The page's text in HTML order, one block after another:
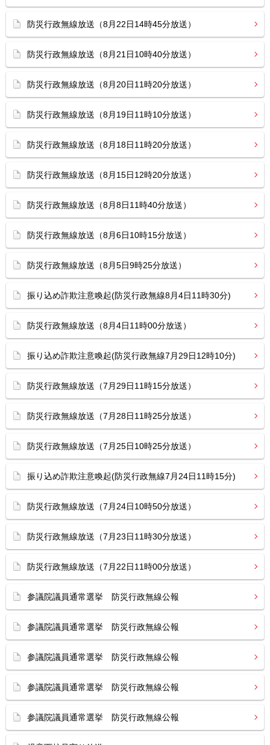
防災行政無線放送（8月22日14時45分放送）
防災行政無線放送（8月21日10時40分放送）
防災行政無線放送（8月20日11時20分放送）
防災行政無線放送（8月19日11時10分放送）
防災行政無線放送（8月18日11時20分放送）
防災行政無線放送（8月15日12時20分放送）
防災行政無線放送（8月8日11時40分放送）
防災行政無線放送（8月6日10時15分放送）
防災行政無線放送（8月5日9時25分放送）
振り込め詐欺注意喚起(防災行政無線8月4日11時30分)
防災行政無線放送（8月4日11時00分放送）
振り込め詐欺注意喚起(防災行政無線7月29日12時10分)
防災行政無線放送（7月29日11時15分放送）
防災行政無線放送（7月28日11時25分放送）
防災行政無線放送（7月25日10時25分放送）
振り込め詐欺注意喚起(防災行政無線7月24日11時15分)
防災行政無線放送（7月24日10時50分放送）
防災行政無線放送（7月23日11時30分放送）
防災行政無線放送（7月22日11時00分放送）
参議院議員通常選挙 防災行政無線公報
参議院議員通常選挙 防災行政無線公報
参議院議員通常選挙 防災行政無線公報
参議院議員通常選挙 防災行政無線公報
参議院議員通常選挙 防災行政無線公報